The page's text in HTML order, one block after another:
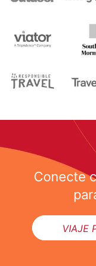
Conecte
VIAJE